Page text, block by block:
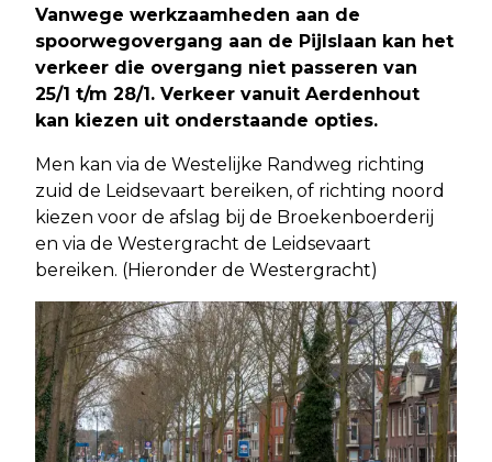
Vanwege werkzaamheden aan de
spoorwegovergang aan de Pijlslaan kan het
verkeer die overgang niet passeren van
25/1 t/m 28/1. Verkeer vanuit Aerdenhout
kan kiezen uit onderstaande opties.
Men kan via de Westelijke Randweg richting
zuid de Leidsevaart bereiken, of richting noord
kiezen voor de afslag bij de Broekenboerderij
en via de Westergracht de Leidsevaart
bereiken. (Hieronder de Westergracht)